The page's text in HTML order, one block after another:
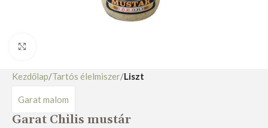
Kezdőlap Tartós élelmiszer Liszt
Garat Chilis mustár
Garat malom